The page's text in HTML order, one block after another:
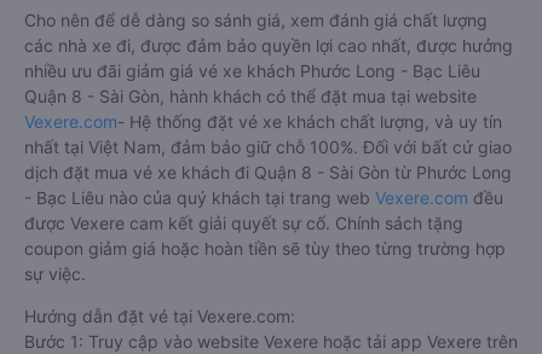
Cho nên để dễ dàng so sánh giá, xem đánh giá chất lượng
các nhà xe đi, được đảm bảo quyền lợi cao nhất, được hưởng
nhiều ưu đãi giảm giá vé xe khách Phước Long - Bạc Liêu
Quận 8 - Sài Gòn, hành khách có thể đặt mua tại website
Vexere.com- Hệ thống đặt vé xe khách chất lượng, và uy tín
nhất tại Việt Nam, đảm bảo giữ chỗ 100%. Đối với bất cứ giao
dịch đặt mua vé xe khách đi Quận 8 - Sài Gòn từ Phước Long
- Bạc Liêu nào của quý khách tại trang web Vexere.com đều
được Vexere cam kết giải quyết sự cố. Chính sách tặng
coupon giảm giá hoặc hoàn tiền sẽ tùy theo từng trường hợp
sự việc.
Hướng dẫn đặt vé tại Vexere.com:
Bước 1: Truy cập vào website Vexere hoặc tải app Vexere trên